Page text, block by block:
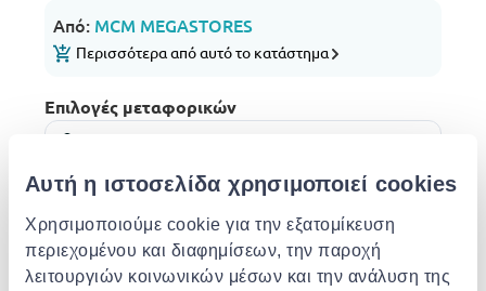
Αυτή η ιστοσελίδα χρησιμοποιεί cookies
Χρησιμοποιούμε cookie για την εξατομίκευση
περιεχομένου και διαφημίσεων, την παροχή
λειτουργιών κοινωνικών μέσων και την ανάλυση της
Από: MCM MEGASTORES
Περισσότερα από αυτό το κατάστημα
Επιλογές μεταφορικών
Παράδοση στην πόρτα σου
85.00 από το MCM MEGASTORES
Εκτ. παράδοση: 11 Αυγ - 13 Αυγ
€ 3.49